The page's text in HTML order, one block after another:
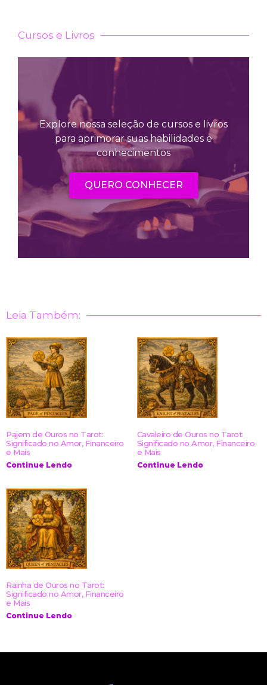
Cursos e Livros
Explore nossa seleção de cursos e livros
para aprimorar suas habilidades e
conhecimentos
QUERO CONHECER
Leia Também:
Pajem de Ouros no Tarot:
Significado no Amor, Financeiro
e Mais
Continue Lendo
Cavaleiro de Ouros no Tarot:
Significado no Amor, Financeiro
e Mais
Continue Lendo
Rainha de Ouros no Tarot:
Significado no Amor, Financeiro
e Mais
Continue Lendo